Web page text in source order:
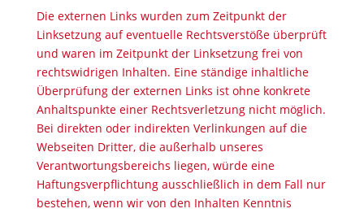
Die externen Links wurden zum Zeitpunkt der
Linksetzung auf eventuelle Rechtsverstöße überprüft
und waren im Zeitpunkt der Linksetzung frei von
rechtswidrigen Inhalten. Eine ständige inhaltliche
Überprüfung der externen Links ist ohne konkrete
Anhaltspunkte einer Rechtsverletzung nicht möglich.
Bei direkten oder indirekten Verlinkungen auf die
Webseiten Dritter, die außerhalb unseres
Verantwortungsbereichs liegen, würde eine
Haftungsverpflichtung ausschließlich in dem Fall nur
bestehen, wenn wir von den Inhalten Kenntnis